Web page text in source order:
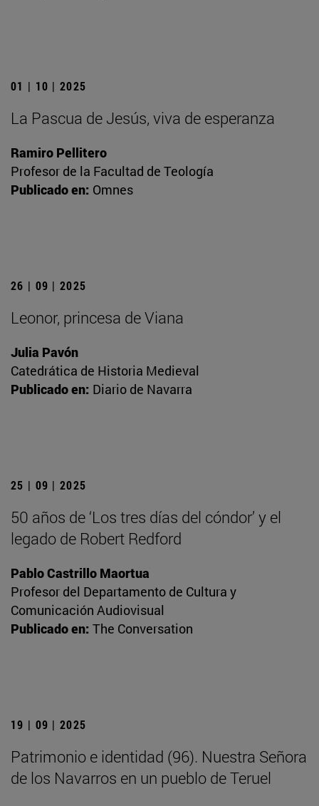
01 | 10 | 2025
La Pascua de Jesús, viva de esperanza
Ramiro Pellitero
Profesor de la Facultad de Teología
Publicado en: Omnes
26 | 09 | 2025
Leonor, princesa de Viana
Julia Pavón
Catedrática de Historia Medieval
Publicado en: Diario de Navarra
25 | 09 | 2025
50 años de ‘Los tres días del cóndor’ y el
legado de Robert Redford
Pablo Castrillo Maortua
Profesor del Departamento de Cultura y
Comunicación Audiovisual
Publicado en: The Conversation
19 | 09 | 2025
Patrimonio e identidad (96). Nuestra Señora
de los Navarros en un pueblo de Teruel